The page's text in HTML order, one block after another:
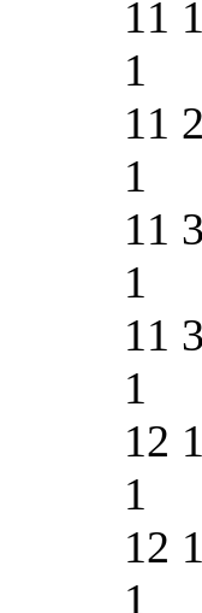
11
1
11
1
11
1
11
1
12
1
12
1